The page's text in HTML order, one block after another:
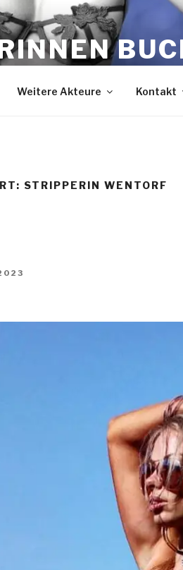
Weitere Akteure Kontakt
STRIPPERIN WENTORF